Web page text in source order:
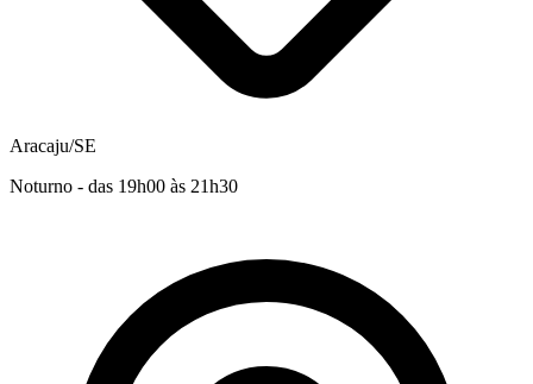
Aracaju/SE
Noturno - das 19h00 às 21h30